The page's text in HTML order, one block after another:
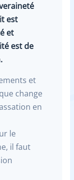
est
et
est de
et
change
en
le
il faut